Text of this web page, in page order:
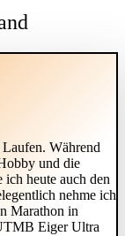
Während
und die
ich heute auch den
nehme ich
Marathon in
Eiger Ultra